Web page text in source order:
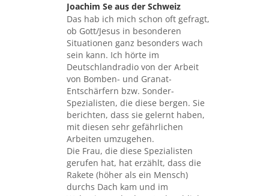
Joachim Se aus der Schweiz
sagte:
Das hab ich mich schon oft gefragt,
ob Gott/Jesus in besonderen
Situationen ganz besonders wach
sein kann. Ich hörte im
Deutschlandradio von der Arbeit
von Bomben- und Granat-
Entschärfern bzw. Sonder-
Spezialisten, die diese bergen. Sie
berichten, dass sie gelernt haben,
mit diesen sehr gefährlichen
Arbeiten umzugehen.
Die Frau, die diese Spezialisten
gerufen hat, hat erzählt, dass die
Rakete (höher als ein Mensch)
durchs Dach kam und im